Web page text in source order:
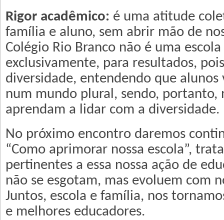
Rigor acadêmico: é uma atitude
família e aluno, sem abrir mão de
Colégio Rio Branco não é uma
exclusivamente, para resultados,
diversidade, entendendo que alunos
num mundo plural, sendo, portanto,
aprendam a lidar com a diversidade.
No próximo encontro daremos
“Como aprimorar nossa escola”,
pertinentes a essa nossa ação de
não se esgotam, mas evoluem com
Juntos, escola e família, nos
e melhores educadores.